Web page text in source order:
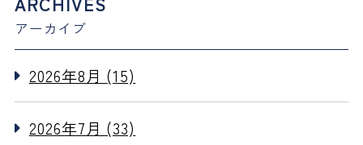
アーカイブ
2026年8月 (15)
2026年7月 (33)